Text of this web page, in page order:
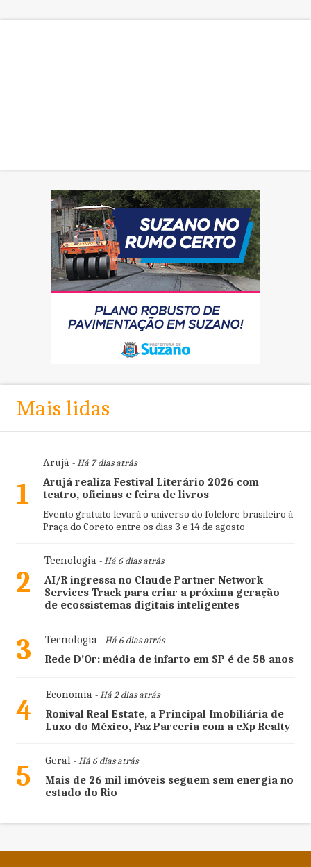
Mais lidas
1
Arujá- Há 7 dias atrás
Arujá realiza Festival Literário 2026 com
teatro, oficinas e feira de livros
Evento gratuito levará o universo do folclore brasileiro à
Praça do Coreto entre os dias 3 e 14 de agosto
2
Tecnologia- Há 6 dias atrás
AI/R ingressa no Claude Partner Network
Services Track para criar a próxima geração
de ecossistemas digitais inteligentes
3 Tecnologia- Há 6 dias atrás
Rede D’Or: média de infarto em SP é de 58 anos
4 Economia- Há 2 dias atrás
Ronival Real Estate, a Principal Imobiliária de
Luxo do México, Faz Parceria com a eXp Realty
5 Geral- Há 6 dias atrás
Mais de 26 mil imóveis seguem sem energia no
estado do Rio